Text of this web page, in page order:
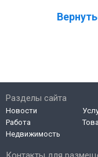
Разделы сайта
Новости
Работа
Недвижимость